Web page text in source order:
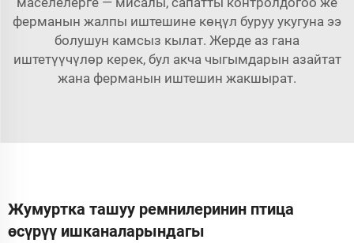
ферманын жалпы иштешине көңүл буруу укугуна ээ
болушун камсыз кылат. Жерде аз гана
иштетүүчүлөр керек, бул акча чыгымдарын азайтат
жана ферманын иштешин жакшырат.
Жумуртка ташуу ремнилеринин птица
өсүрүү ишканаларындагы